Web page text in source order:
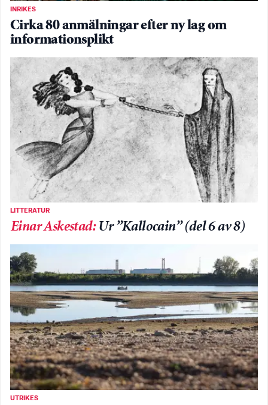
INRIKES
Cirka 80 anmälningar efter ny lag om
informationsplikt
LITTERATUR
Einar Askestad: Ur ”Kallocain” (del 6 av 8)
UTRIKES